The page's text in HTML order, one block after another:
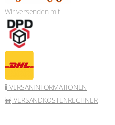
Wir versenden mit
VERSANINFORMATIONEN
VERSANDKOSTENRECHNER